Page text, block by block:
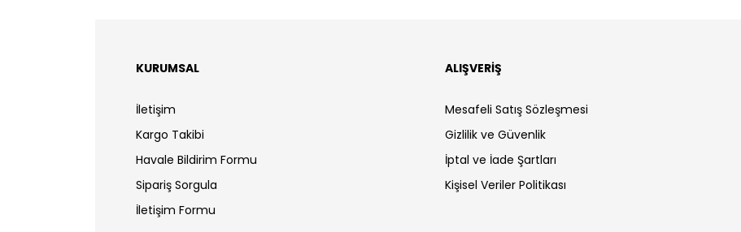
KURUMSAL
İletişim
Kargo Takibi
Havale Bildirim Formu
Sipariş Sorgula
İletişim Formu
ALIŞVERİŞ
Mesafeli Satış Sözleşmesi
Gizlilik ve Güvenlik
İptal ve İade Şartları
Kişisel Veriler Politikası